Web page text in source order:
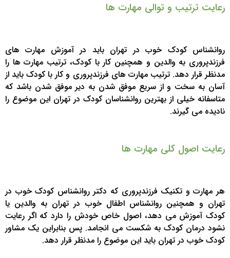
رعایت ترتیب و توالی مهارت ها
روانشناس کودک خوب در تهران باید در آموزش مهارت های
فرزندپروری به والدین و همچنین کار با کودک، ترتیب مهارت ها را
مدنظر قرار دهد. ترتیب مهارت های فرزندپروری و کار با کودک باید از
آسان به سخت و از سریع موفق شدن به دیر موفق شدن باشد که
متاسفانه خیلی از بهترین روانشناسان کودک در تهران این موضوع را
نادیده می گیرند.
رعایت اصول کلی مهارت ها
هر مهارت و تکنیک فرزندپروری که دکتر روانشناس کودک خوب در
تهران و همچنین روانشناس اطفال خوب در تهران به والدین یا
کودک آموزش می دهد، اصول خاص خودش را دارد که اگر رعایت
نشود درمان کودک به شکست می انجامد. پس بنابراین یک مشاور
کودک خوب در تهران باید این موضوع را مدنظر قرار دهد.